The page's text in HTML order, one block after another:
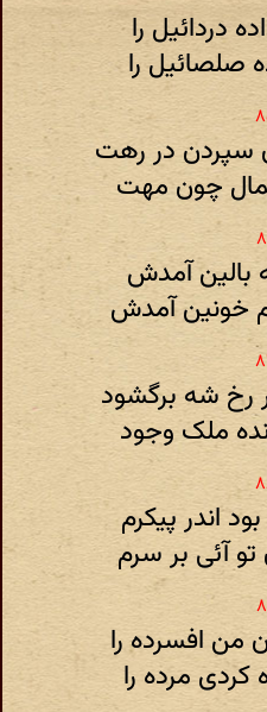
دردائیل را
صلصائیل را
سپردن در رهت
چون مهت
بالین آمدش
خونین آمدش
شه برگشود
ملک وجود
اندر پیکرم
آئی بر سرم
من افسرده را
مرده را